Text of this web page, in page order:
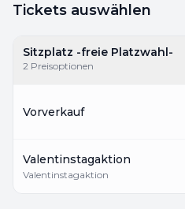
Tickets auswählen
Sitzplatz -freie Platzwahl-
2 Preisoptionen
Vorverkauf
Valentinstagaktion
Valentinstagaktion